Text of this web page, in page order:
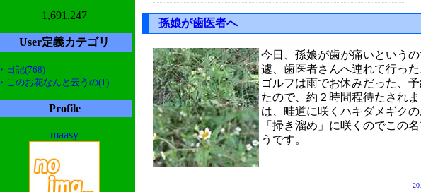
1,691,247
User定義カテゴリ
・日記(768)
・このお花なんと云うの(1)
Profile
maasy
孫娘が歯医者へ
今日、孫娘が歯が痛いという
遽、歯医者さんへ連れて行っ
ゴルフは雨でお休みだった、
たので、約２時間程待たされま
は、畦道に咲くハキダメギクの
「掃き溜め」に咲くのでこの
うです。